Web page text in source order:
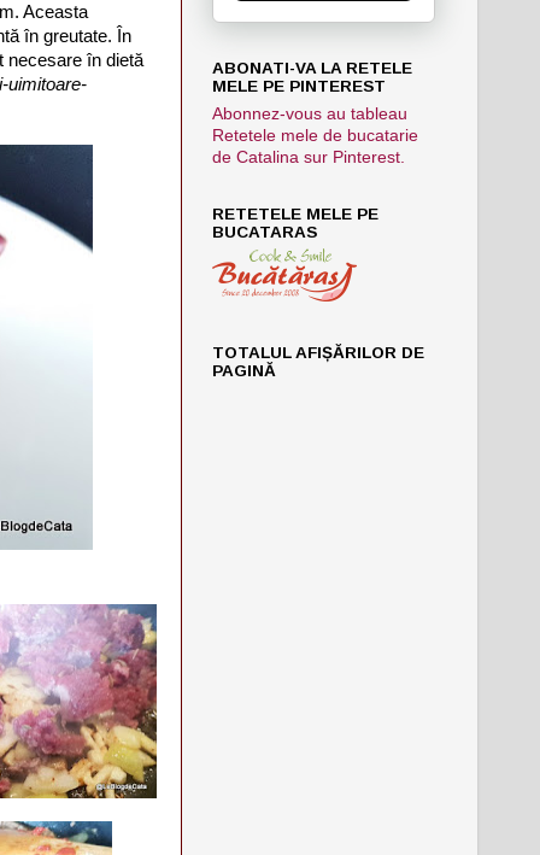
Aceasta
în greutate. În
necesare în dietă
uimitoare-
ABONATI-VA LA RETELE
MELE PE PINTEREST
Abonnez-vous au tableau
Retetele mele de bucatarie
de Catalina sur Pinterest.
RETETELE MELE PE
BUCATARAS
TOTALUL AFIȘĂRILOR DE
PAGINĂ